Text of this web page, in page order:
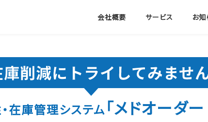
会社概要 サービス お知
在庫管理システム 「メドオーダ